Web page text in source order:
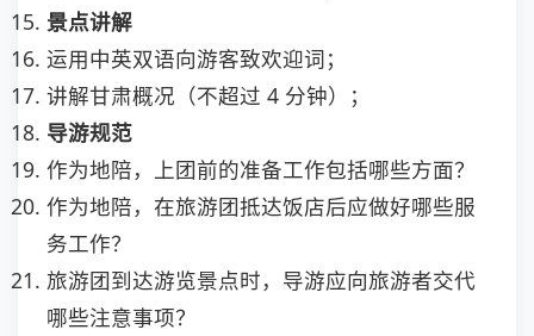
景点讲解
运用中英双语向游客致欢迎词；
讲解甘肃概况（不超过 4 分钟）；
导游规范
作为地陪，上团前的准备工作包括哪些方面？
作为地陪，在旅游团抵达饭店后应做好哪些服
务工作？
旅游团到达游览景点时，导游应向旅游者交代
哪些注意事项？